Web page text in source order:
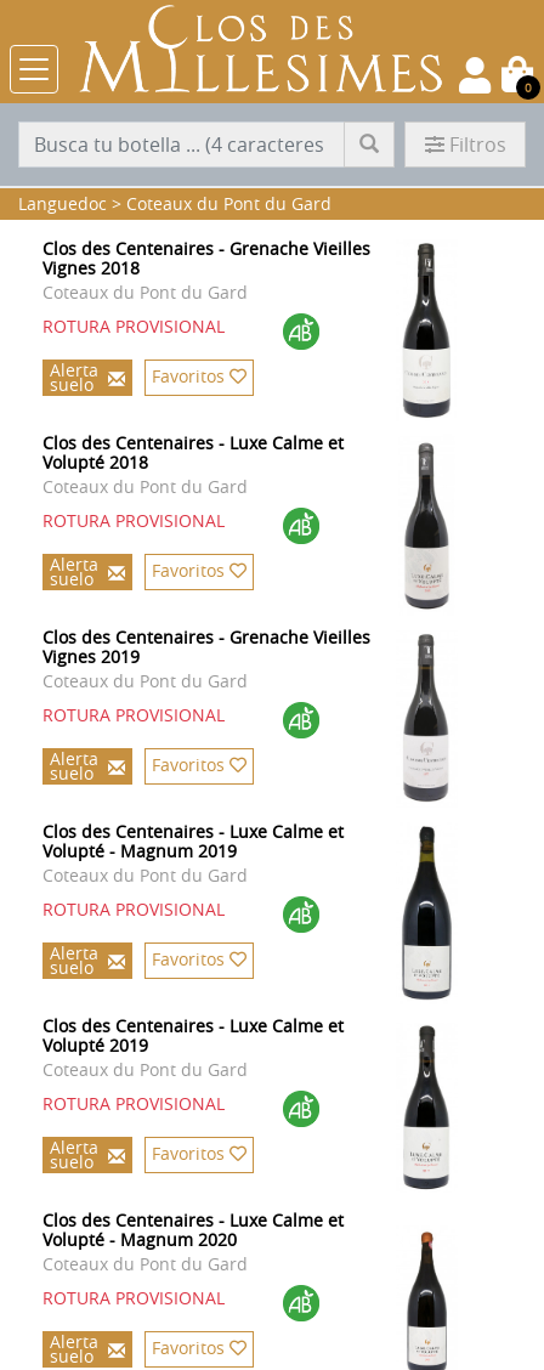
0
Filtros
Languedoc > Coteaux du Pont du Gard
Clos des Centenaires - Grenache Vieilles
Vignes 2018
Coteaux du Pont du Gard
ROTURA PROVISIONAL
Alerta
suelo Favoritos
Clos des Centenaires - Luxe Calme et
Volupté 2018
Coteaux du Pont du Gard
ROTURA PROVISIONAL
Alerta
suelo Favoritos
Clos des Centenaires - Grenache Vieilles
Vignes 2019
Coteaux du Pont du Gard
ROTURA PROVISIONAL
Alerta
suelo Favoritos
Clos des Centenaires - Luxe Calme et
Volupté - Magnum 2019
Coteaux du Pont du Gard
ROTURA PROVISIONAL
Alerta
suelo Favoritos
Clos des Centenaires - Luxe Calme et
Volupté 2019
Coteaux du Pont du Gard
ROTURA PROVISIONAL
Alerta
suelo Favoritos
Clos des Centenaires - Luxe Calme et
Volupté - Magnum 2020
Coteaux du Pont du Gard
ROTURA PROVISIONAL
Alerta
suelo Favoritos